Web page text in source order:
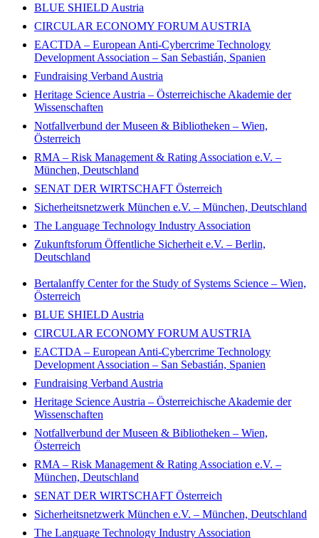
BLUE SHIELD Austria
CIRCULAR ECONOMY FORUM AUSTRIA
EACTDA – European Anti-Cybercrime Technology
Development Association – San Sebastián, Spanien
Fundraising Verband Austria
Heritage Science Austria – Österreichische Akademie der
Wissenschaften
Notfallverbund der Museen & Bibliotheken – Wien,
Österreich
RMA – Risk Management & Rating Association e.V. –
München, Deutschland
SENAT DER WIRTSCHAFT Österreich
Sicherheitsnetzwerk München e.V. – München, Deutschland
The Language Technology Industry Association
Zukunftsforum Öffentliche Sicherheit e.V. – Berlin,
Deutschland
Bertalanffy Center for the Study of Systems Science – Wien,
Österreich
BLUE SHIELD Austria
CIRCULAR ECONOMY FORUM AUSTRIA
EACTDA – European Anti-Cybercrime Technology
Development Association – San Sebastián, Spanien
Fundraising Verband Austria
Heritage Science Austria – Österreichische Akademie der
Wissenschaften
Notfallverbund der Museen & Bibliotheken – Wien,
Österreich
RMA – Risk Management & Rating Association e.V. –
München, Deutschland
SENAT DER WIRTSCHAFT Österreich
Sicherheitsnetzwerk München e.V. – München, Deutschland
The Language Technology Industry Association